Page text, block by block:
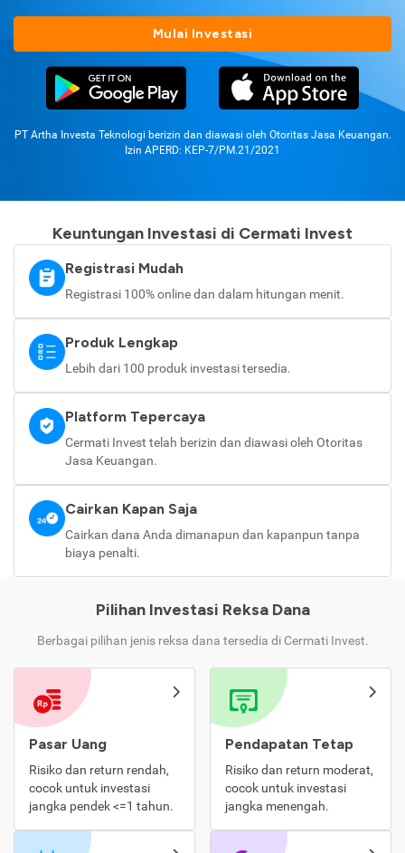
Mulai Investasi
PT Artha Investa Teknologi berizin dan diawasi oleh Otoritas Jasa Keuangan.
Izin APERD: KEP-7/PM.21/2021
Keuntungan Investasi di Cermati Invest
Registrasi Mudah
Registrasi 100% online dan dalam hitungan menit.
Produk Lengkap
Lebih dari 100 produk investasi tersedia.
Platform Tepercaya
Cermati Invest telah berizin dan diawasi oleh Otoritas
Jasa Keuangan.
Cairkan Kapan Saja
Cairkan dana Anda dimanapun dan kapanpun tanpa
biaya penalti.
Pilihan Investasi Reksa Dana
Berbagai pilihan jenis reksa dana tersedia di Cermati Invest.
Pasar Uang
Risiko dan return rendah,
cocok untuk investasi
jangka pendek <=1 tahun.
Pendapatan Tetap
Risiko dan return moderat,
cocok untuk investasi
jangka menengah.